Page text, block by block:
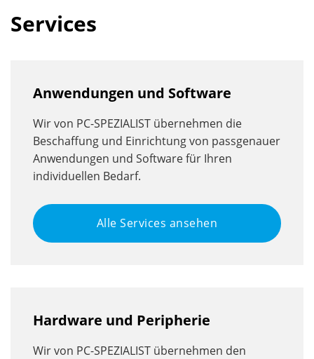
Services
Anwendungen und Software
Wir von PC-SPEZIALIST übernehmen die
Beschaffung und Einrichtung von passgenauer
Anwendungen und Software für Ihren
individuellen Bedarf.
Alle Services ansehen
Hardware und Peripherie
Wir von PC-SPEZIALIST übernehmen den